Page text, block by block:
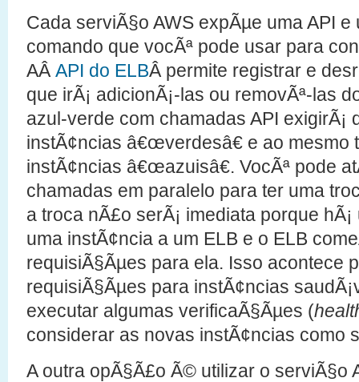
Cada serviÃ§o AWS expÃµe uma API
comando que vocÃª pode usar para
AÂ API do ELBÂ permite registrar e
que irÃ¡ adicionÃ¡-las ou removÃª-las
azul-verde com chamadas API exigirÃ¡
instÃ¢ncias â€œverdesâ€ e ao mesmo
instÃ¢ncias â€œazuisâ€. VocÃª pode
chamadas em paralelo para ter uma
a troca nÃ£o serÃ¡ imediata porque
uma instÃ¢ncia a um ELB e o ELB
requisiÃ§Ãµes para ela. Isso acontece
requisiÃ§Ãµes para instÃ¢ncias
executar algumas verificaÃ§Ãµes (
considerar as novas instÃ¢ncias como
A outra opÃ§Ã£o Ã© utilizar o serviÃ§o